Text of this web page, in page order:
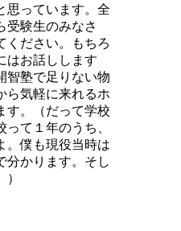
思っています。全
受験生のみなさ
ください。もちろ
はお話しします
智塾で足りない物
ら気軽に来れるホ
す。（だって学校
て１年のうち、
。僕も現役当時は
分かります。そし